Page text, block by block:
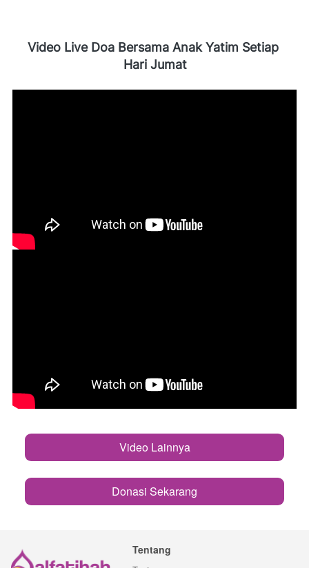
Video Live Doa Bersama Anak Yatim Setiap
Hari Jumat
`
Video Lainnya
`Donasi Sekarang
Tentang